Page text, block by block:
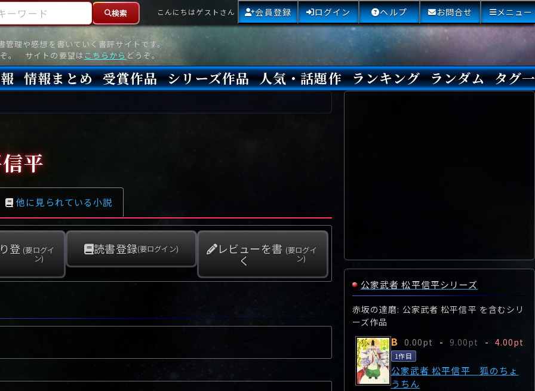
理や感想を書いていく書評サイトです。
。 サイトの要望は こちらから どうぞ。
検索 こんにちはゲストさん 会員登録 ログイン ヘルプ お問合せ メニュー
情報まとめ 受賞作品 シリーズ作品 人気・話題作 ランキング ランダム タグ
平
他に見られている小説
登 (要ログイ
ン)
読書登録(要ログイン) レビューを書
く
(要ログイ
ン)
公家武者 松平信平シリーズ
赤坂の達磨: 公家武者 松平信平 を含むシリ
ーズ作品
B 0.00pt - 9.00pt - 4.00pt
1作目
公家武者 松平信平 狐のちょ
うちん